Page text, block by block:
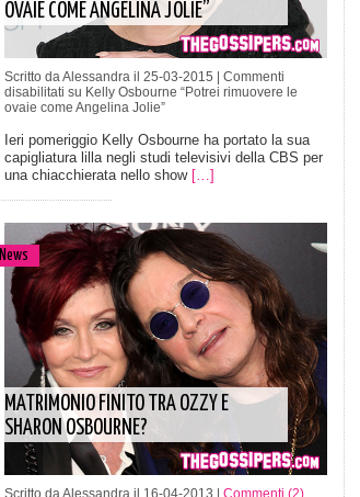
OVAIE COME ANGELINA JOLIE”
Scritto da Alessandra il 25-03-2015 | Commenti
disabilitati su Kelly Osbourne “Potrei rimuovere le
ovaie come Angelina Jolie”
Ieri pomeriggio Kelly Osbourne ha portato la sua
capigliatura lilla negli studi televisivi della CBS per
una chiacchierata nello show […]
News
MATRIMONIO FINITO TRA OZZY E
SHARON OSBOURNE?
Scritto da Alessandra il 16-04-2013 | Commenti (2)